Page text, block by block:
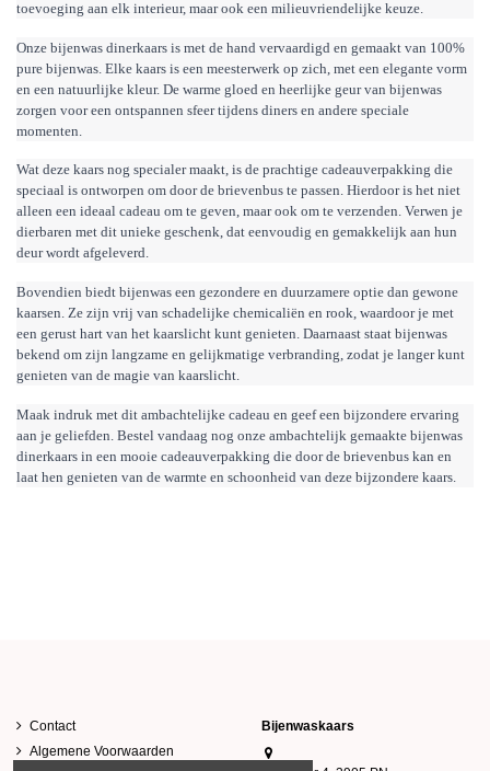
toevoeging aan elk interieur, maar ook een milieuvriendelijke keuze.
Onze bijenwas dinerkaars is met de hand vervaardigd en gemaakt van 100%
pure bijenwas. Elke kaars is een meesterwerk op zich, met een elegante vorm
en een natuurlijke kleur. De warme gloed en heerlijke geur van bijenwas
zorgen voor een ontspannen sfeer tijdens diners en andere speciale
momenten.
Wat deze kaars nog specialer maakt, is de prachtige cadeauverpakking die
speciaal is ontworpen om door de brievenbus te passen. Hierdoor is het niet
alleen een ideaal cadeau om te geven, maar ook om te verzenden. Verwen je
dierbaren met dit unieke geschenk, dat eenvoudig en gemakkelijk aan hun
deur wordt afgeleverd.
Bovendien biedt bijenwas een gezondere en duurzamere optie dan gewone
kaarsen. Ze zijn vrij van schadelijke chemicaliën en rook, waardoor je met
een gerust hart van het kaarslicht kunt genieten. Daarnaast staat bijenwas
bekend om zijn langzame en gelijkmatige verbranding, zodat je langer kunt
genieten van de magie van kaarslicht.
Maak indruk met dit ambachtelijke cadeau en geef een bijzondere ervaring
aan je geliefden. Bestel vandaag nog onze ambachtelijk gemaakte bijenwas
dinerkaars in een mooie cadeauverpakking die door de brievenbus kan en
laat hen genieten van de warmte en schoonheid van deze bijzondere kaars.
Contact
Algemene Voorwaarden
Bijenwaskaars